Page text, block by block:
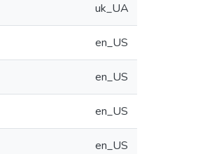
uk_UA
en_US
en_US
en_US
en_US